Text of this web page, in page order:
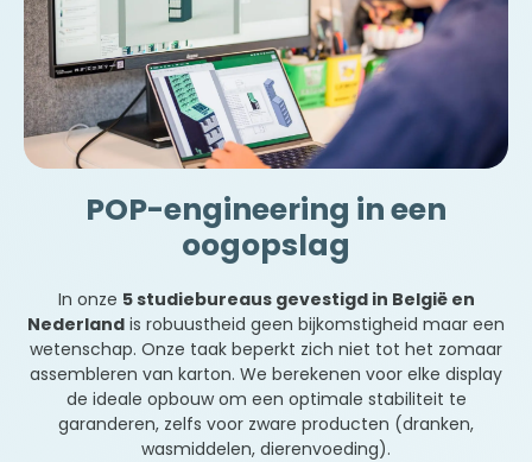
POP-engineering in een
oogopslag
In onze 5 studiebureaus gevestigd in België en
Nederland is robuustheid geen bijkomstigheid maar een
wetenschap. Onze taak beperkt zich niet tot het zomaar
assembleren van karton. We berekenen voor elke display
de ideale opbouw om een optimale stabiliteit te
garanderen, zelfs voor zware producten (dranken,
wasmiddelen, dierenvoeding).